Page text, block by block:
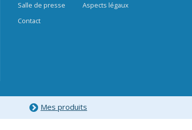
Salle de presse
Contact
Aspects légaux
Mes produits